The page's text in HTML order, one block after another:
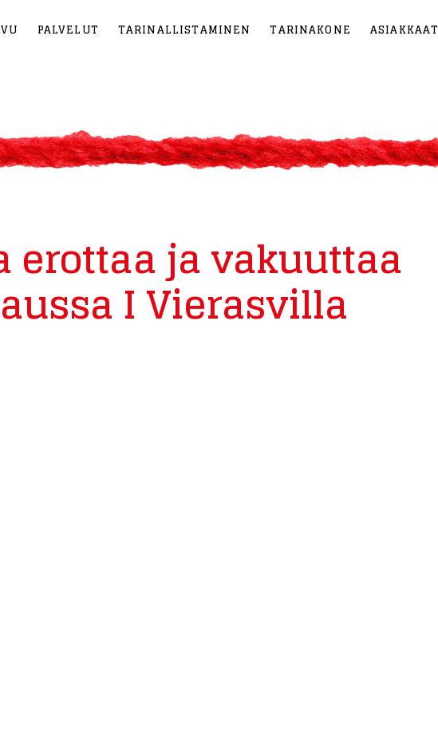
PALVELUT TARINALLISTAMINEN TARINAKONE ASIAKKAAT
erottaa ja vakuuttaa
I Vierasvilla